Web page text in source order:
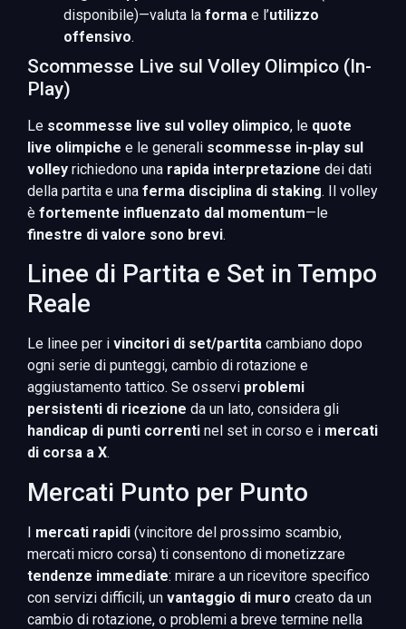
disponibile)—valuta la forma e l’utilizzo
offensivo.
Scommesse Live sul Volley Olimpico (In-
Play)
Le scommesse live sul volley olimpico, le quote
live olimpiche e le generali scommesse in-play sul
volley richiedono una rapida interpretazione dei dati
della partita e una ferma disciplina di staking. Il volley
è fortemente influenzato dal momentum—le
finestre di valore sono brevi.
Linee di Partita e Set in Tempo
Reale
Le linee per i vincitori di set/partita cambiano dopo
ogni serie di punteggi, cambio di rotazione e
aggiustamento tattico. Se osservi problemi
persistenti di ricezione da un lato, considera gli
handicap di punti correnti nel set in corso e i mercati
di corsa a X.
Mercati Punto per Punto
I mercati rapidi (vincitore del prossimo scambio,
mercati micro corsa) ti consentono di monetizzare
tendenze immediate: mirare a un ricevitore specifico
con servizi difficili, un vantaggio di muro creato da un
cambio di rotazione, o problemi a breve termine nella